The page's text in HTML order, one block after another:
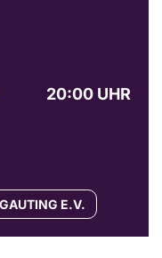
20:00 UHR
E.V.